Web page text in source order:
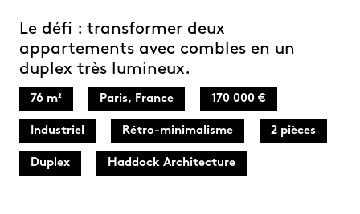
Le défi : transformer deux
appartements avec combles en un
duplex très lumineux.
76 m² Paris, France 170 000 €
Industriel Rétro-minimalisme 2 pièces
Duplex Haddock Architecture